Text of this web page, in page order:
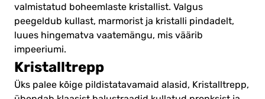
valmistatud boheemlaste kristallist. Valgus
peegeldub kullast, marmorist ja kristalli pindadelt,
luues hingematva vaatemängu, mis väärib
impeeriumi.
Kristalltrepp
Üks palee kõige pildistatavamaid alasid, Kristalltrepp,